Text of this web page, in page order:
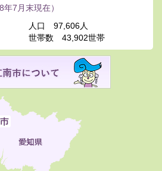
年7月末現在）
人口
97,606人
世帯数
43,902世帯